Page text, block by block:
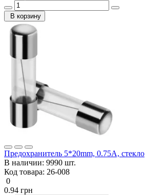
В корзину
Предохранитель 5*20mm, 0.75A, стекло
В наличии: 9990 шт.
Код товара: 26-008
0
0.94 грн